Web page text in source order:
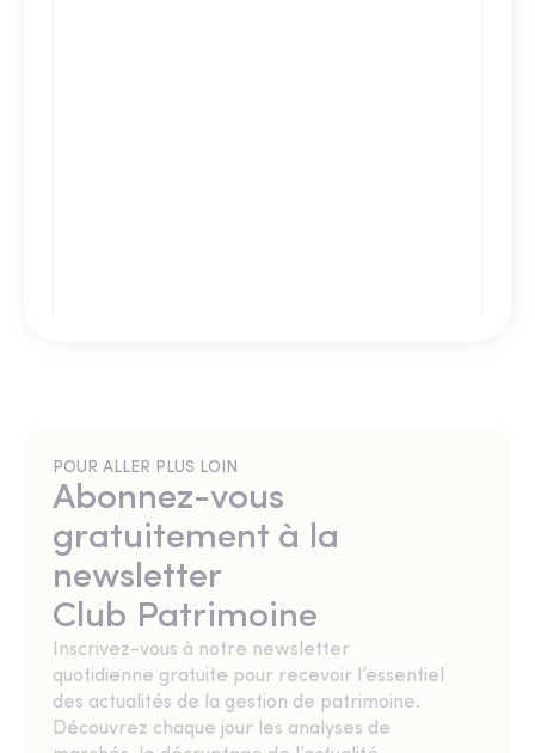
POUR ALLER PLUS LOIN
Abonnez-vous
gratuitement à la
newsletter
Club Patrimoine
Inscrivez-vous à notre newsletter
quotidienne gratuite pour recevoir l’essentiel
des actualités de la gestion de patrimoine.
Découvrez chaque jour les analyses de